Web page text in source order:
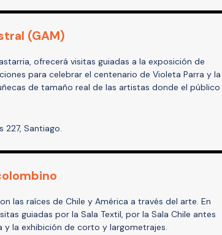
(GAM)
ofrecerá visitas guiadas a la exposición de
para celebrar el centenario de Violeta Parra y la
de tamaño real de las artistas donde el público
227, Santiago.
las raíces de Chile y América a través del arte. En
guiadas por la Sala Textil, por la Sala Chile antes
y la exhibición de corto y largometrajes.